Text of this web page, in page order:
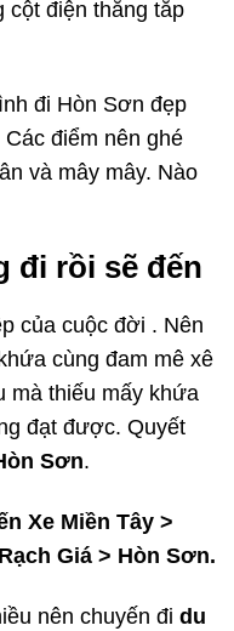
cột điện thẳng tắp
đi Hòn Sơn đẹp
điểm nên ghé
và mây mây. Nào
đi rồi sẽ đến
của cuộc đời . Nên
cùng đam mê xê
mà thiếu mấy khứa
đạt được. Quyết
Sơn.
Xe Miền Tây >
Giá > Hòn Sơn.
nên chuyến đi du